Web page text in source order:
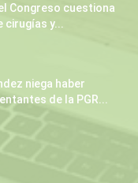
Congreso cuestiona
y...
niega haber
de la PGR...